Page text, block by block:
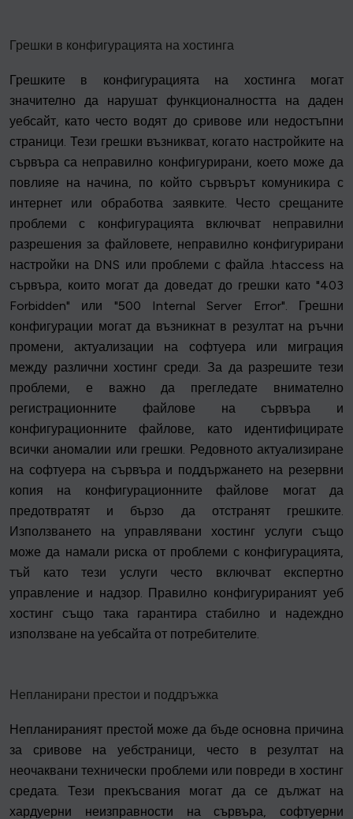
Грешки в конфигурацията на хостинга
Грешките в конфигурацията на хостинга могат
значително да нарушат функционалността на даден
уебсайт, като често водят до сривове или недостъпни
страници. Тези грешки възникват, когато настройките на
сървъра са неправилно конфигурирани, което може да
повлияе на начина, по който сървърът комуникира с
интернет или обработва заявките. Често срещаните
проблеми с конфигурацията включват неправилни
разрешения за файловете, неправилно конфигурирани
настройки на DNS или проблеми с файла .htaccess на
сървъра, които могат да доведат до грешки като "403
Forbidden" или "500 Internal Server Error". Грешни
конфигурации могат да възникнат в резултат на ръчни
промени, актуализации на софтуера или миграция
между различни хостинг среди. За да разрешите тези
проблеми, е важно да прегледате внимателно
регистрационните файлове на сървъра и
конфигурационните файлове, като идентифицирате
всички аномалии или грешки. Редовното актуализиране
на софтуера на сървъра и поддържането на резервни
копия на конфигурационните файлове могат да
предотвратят и бързо да отстранят грешките.
Използването на управлявани хостинг услуги също
може да намали риска от проблеми с конфигурацията,
тъй като тези услуги често включват експертно
управление и надзор. Правилно конфигурираният уеб
хостинг също така гарантира стабилно и надеждно
използване на уебсайта от потребителите.
Непланирани престои и поддръжка
Непланираният престой може да бъде основна причина
за сривове на уебстраници, често в резултат на
неочаквани технически проблеми или повреди в хостинг
средата. Тези прекъсвания могат да се дължат на
хардуерни неизправности на сървъра, софтуерни